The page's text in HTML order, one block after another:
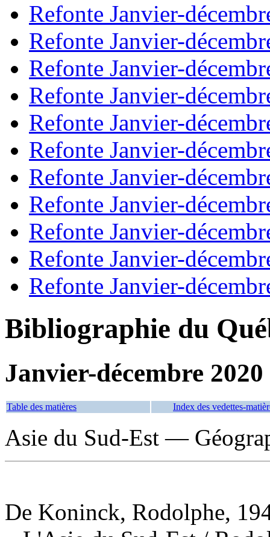
Refonte Janvier-
Refonte Janvier-
Refonte Janvier-
Refonte Janvier-
Refonte Janvier-
Refonte Janvier-
Refonte Janvier-
Refonte Janvier-
Refonte Janvier-
Refonte Janvier-
Refonte Janvier-
Bibliographie du
Janvier-décembre 2020
Table des matières Index des vedettes-
Asie du Sud-Est —
De Koninck, Rodolphe,